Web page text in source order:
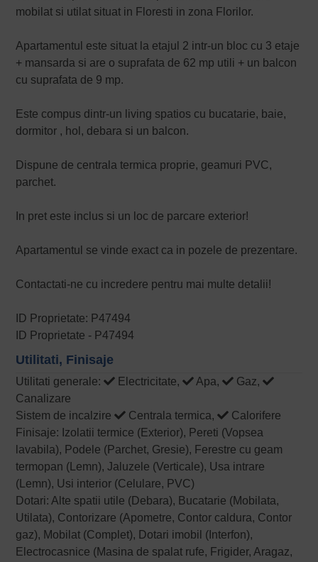
mobilat si utilat situat in Floresti in zona Florilor.
Apartamentul este situat la etajul 2 intr-un bloc cu 3 etaje
+ mansarda si are o suprafata de 62 mp utili + un balcon
cu suprafata de 9 mp.
Este compus dintr-un living spatios cu bucatarie, baie,
dormitor , hol, debara si un balcon.
Dispune de centrala termica proprie, geamuri PVC,
parchet.
In pret este inclus si un loc de parcare exterior!
Apartamentul se vinde exact ca in pozele de prezentare.
Contactati-ne cu incredere pentru mai multe detalii!
ID Proprietate: P47494
ID Proprietate - P47494
Utilitati, Finisaje
Utilitati generale: Electricitate, Apa,
Gaz,
Canalizare
Sistem de incalzire
Centrala termica,
Calorifere
Finisaje: Izolatii termice (Exterior), Pereti (Vopsea
lavabila), Podele (Parchet, Gresie), Ferestre cu geam
termopan (Lemn), Jaluzele (Verticale), Usa intrare
(Lemn), Usi interior (Celulare, PVC)
Dotari: Alte spatii utile (Debara), Bucatarie (Mobilata,
Utilata), Contorizare (Apometre, Contor caldura, Contor
gaz), Mobilat (Complet), Dotari imobil (Interfon),
Electrocasnice (Masina de spalat rufe, Frigider, Aragaz,